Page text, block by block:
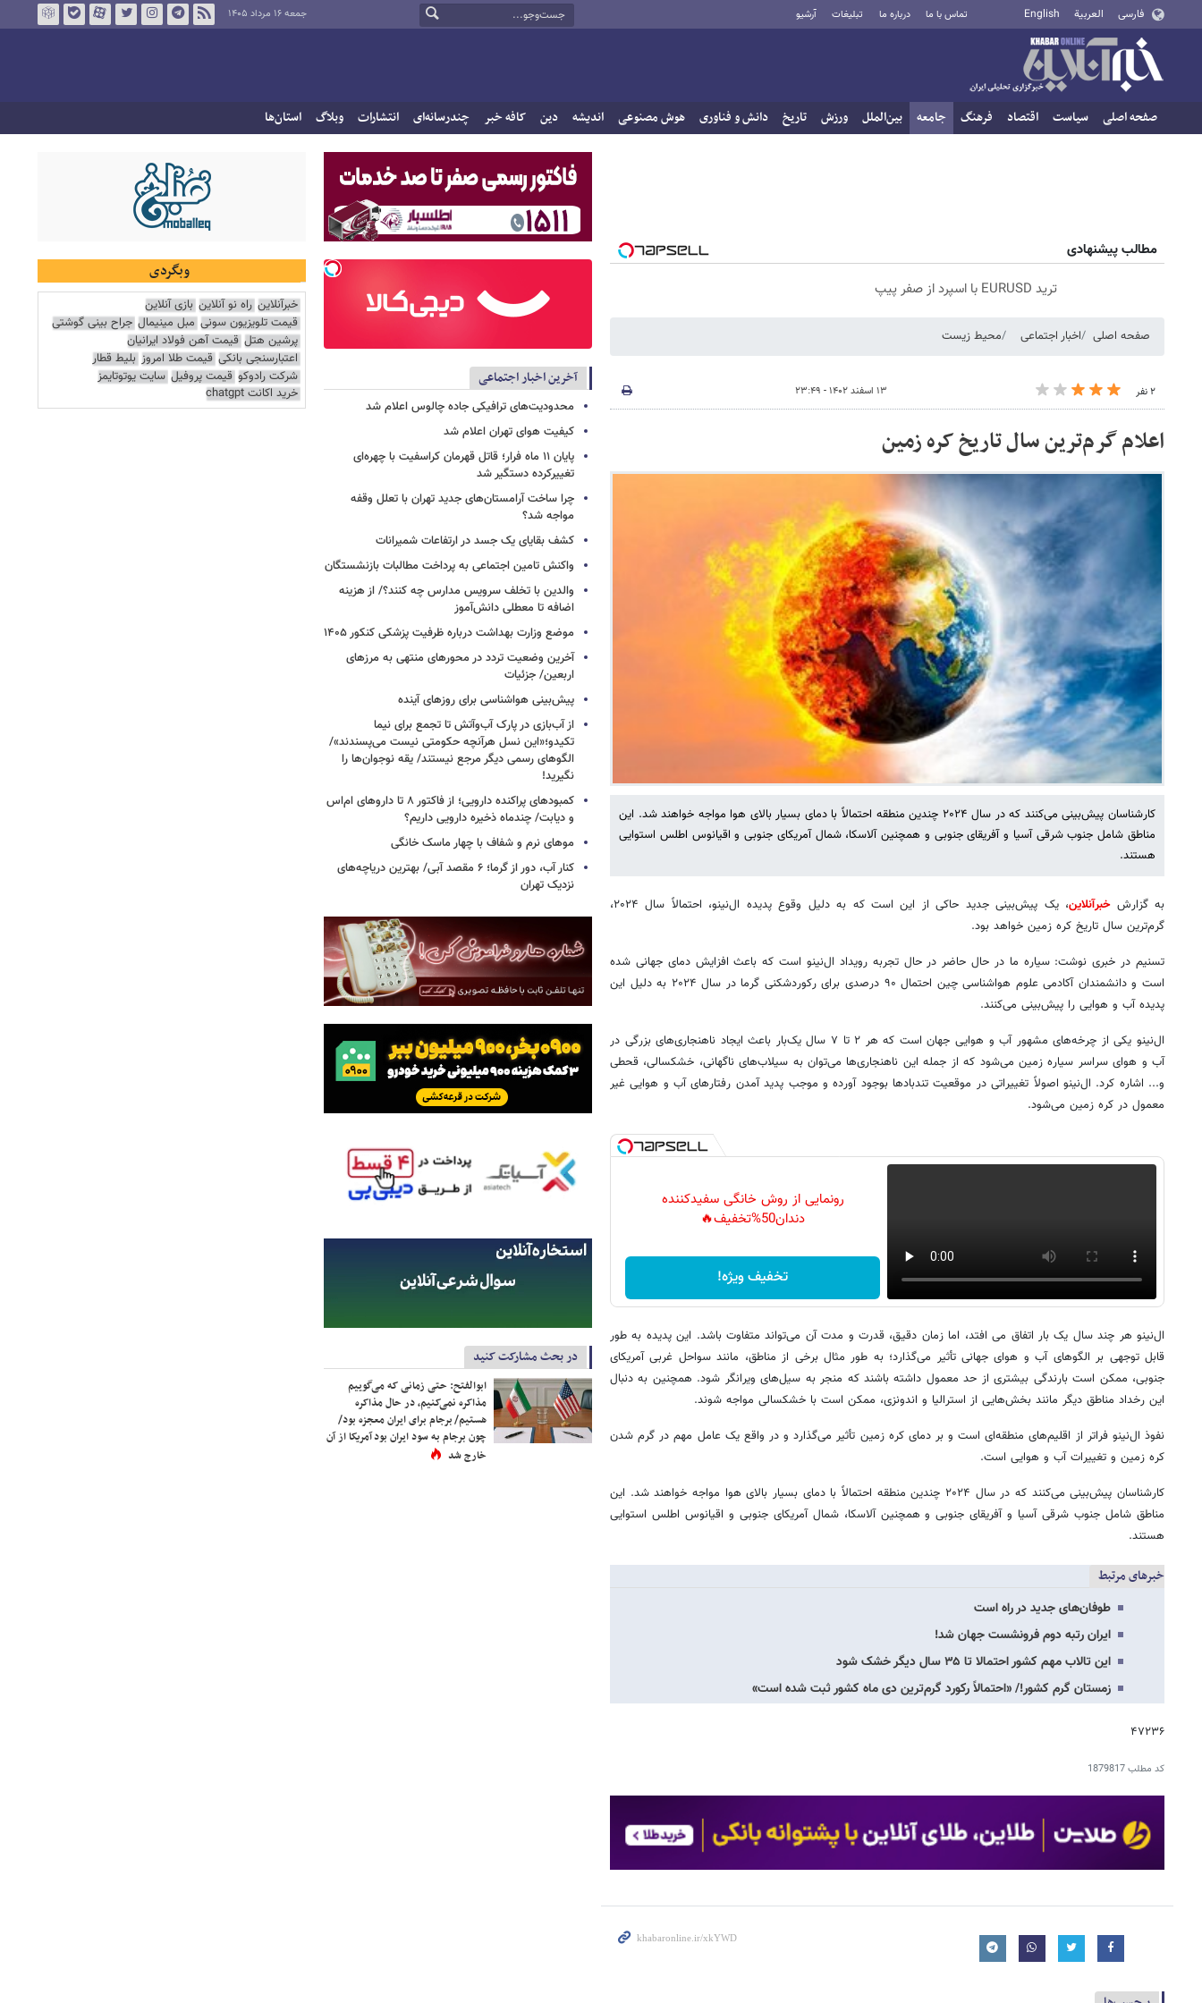
فارسی العربية English تماس با ما درباره ما تبلیغات آرشیو جمعه ۱۶ مرداد ۱۴۰۵
صفحه اصلی سیاست اقتصاد فرهنگ جامعه بین‌الملل ورزش تاریخ دانش و فناوری هوش مصنوعی اندیشه دین کافه خبر چندرسانه‌ای انتشارات وبلاگ استان‌ها
مطالب پیشنهادی
ترید EURUSD با اسپرد از صفر پیپ
صفحه اصلی اخبار اجتماعی محیط زیست
۲ نفر ۱۳ اسفند ۱۴۰۲ - ۲۳:۴۹
اعلام گرم‌ترین سال تاریخ کره زمین
کارشناسان پیش‌بینی می‌کنند که در سال ۲۰۲۴ چندین منطقه احتمالاً با دمای بسیار بالای هوا مواجه خواهند شد. این
مناطق شامل جنوب شرقی آسیا و آفریقای جنوبی و همچنین آلاسکا، شمال آمریکای جنوبی و اقیانوس اطلس استوایی
هستند.
به گزارشخبرآنلاین
، یک پیش‌بینی جدید حاکی از این است که به دلیل وقوع پدیده ال‌نینو، احتمالاً سال ۲۰۲۴،
گرم‌ترین سال تاریخ کره زمین خواهد بود.
تسنیم در خبری نوشت: سیاره ما در حال حاضر در حال تجربه رویداد ال‌نینو است که باعث افزایش دمای جهانی شده
است و دانشمندان آکادمی علوم هواشناسی چین احتمال ۹۰ درصدی برای رکوردشکنی گرما در سال ۲۰۲۴ به دلیل این
پدیده آب و هوایی را پیش‌بینی می‌کنند.
ال‌نینو یکی از چرخه‌های مشهور آب و هوایی جهان است که هر ۲ تا ۷ سال یک‌بار باعث ایجاد ناهنجاری‌های بزرگی در
آب و هوای سراسر سیاره زمین می‌شود که از جمله این ناهنجاری‌ها می‌توان به سیلاب‌های ناگهانی، خشکسالی، قحطی
و... اشاره کرد. ال‌نینو اصولاً تغییراتی در موقعیت تندبادها بوجود آورده و موجب پدید آمدن رفتارهای آب و هوایی غیر
معمول در کره زمین می‌شود.
رونمایی از روش خانگی سفیدکننده
دندان50%تخفیف🔥
تخفیف ویژه!
ال‌نینو هر چند سال یک بار اتفاق می افتد، اما زمان دقیق، قدرت و مدت آن می‌تواند متفاوت باشد. این پدیده به طور
قابل توجهی بر الگوهای آب و هوای جهانی تأثیر می‌گذارد؛ به طور مثال برخی از مناطق، مانند سواحل غربی آمریکای
جنوبی، ممکن است بارندگی بیشتری از حد معمول داشته باشند که منجر به سیل‌های ویرانگر شود. همچنین به دنبال
این رخداد مناطق دیگر مانند بخش‌هایی از استرالیا و اندونزی، ممکن است با خشکسالی مواجه شوند.
نفوذ ال‌نینو فراتر از اقلیم‌های منطقه‌ای است و بر دمای کره زمین تأثیر می‌گذارد و در واقع یک عامل مهم در گرم شدن
کره زمین و تغییرات آب و هوایی است.
کارشناسان پیش‌بینی می‌کنند که در سال ۲۰۲۴ چندین منطقه احتمالاً با دمای بسیار بالای هوا مواجه خواهند شد. این
مناطق شامل جنوب شرقی آسیا و آفریقای جنوبی و همچنین آلاسکا، شمال آمریکای جنوبی و اقیانوس اطلس استوایی
هستند.
خبرهای مرتبط
طوفان‌های جدید در راه است
ایران رتبه دوم فرونشست جهان شد!
این تالاب مهم کشور احتمالا تا ۳۵ سال دیگر خشک شود
زمستان گرم کشور!/ «احتمالاً رکورد گرم‌ترین دی ماه کشور ثبت شده است»
۴۷۲۳۶
کد مطلب1879817
آخرین اخبار اجتماعی
محدودیت‌های ترافیکی جاده چالوس اعلام شد
کیفیت هوای تهران اعلام شد
پایان ۱۱ ماه فرار؛ قاتل قهرمان کراسفیت با چهره‌ای
تغییرکرده دستگیر شد
چرا ساخت آرامستان‌های جدید تهران با تعلل وقفه
مواجه شد؟
کشف بقایای یک جسد در ارتفاعات شمیرانات
واکنش تامین اجتماعی به پرداخت مطالبات بازنشستگان
والدین با تخلف سرویس مدارس چه کنند؟/ از هزینه
اضافه تا معطلی دانش‌آموز
موضع وزارت بهداشت درباره ظرفیت پزشکی کنکور ۱۴۰۵
آخرین وضعیت تردد در محورهای منتهی به مرزهای
اربعین/ جزئیات
پیش‌بینی هواشناسی برای روزهای آینده
از آب‌بازی در پارک آب‌وآتش تا تجمع برای نیما
تکیدو؛«این نسل هرآنچه حکومتی نیست می‌پسندند»/
الگوهای رسمی دیگر مرجع نیستند/ یقه نوجوان‌ها را
نگیرید!
کمبودهای پراکنده دارویی؛ از فاکتور ۸ تا داروهای ام‌اس
و دیابت/ چندماه ذخیره دارویی داریم؟
موهای نرم و شفاف با چهار ماسک خانگی
کنار آب، دور از گرما؛ ۶ مقصد آبی/ بهترین دریاچه‌های
نزدیک تهران
در بحث مشارکت کنید
ابوالفتح: حتی زمانی که می‌گوییم
مذاکره نمی‌کنیم، در حال مذاکره
هستیم/ برجام برای ایران معجزه بود/
چون برجام به سود ایران بود آمریکا از آن
خارج شد
وبگردی
خبرآنلاین راه نو آنلاین بازی آنلاین
قیمت تلویزیون سونی مبل مینیمال جراح بینی گوشتی
پرشین هتل قیمت آهن فولاد ایرانیان
اعتبارسنجی بانکی قیمت طلا امروز بلیط قطار
شرکت رادوکو قیمت پروفیل سایت یوتوتایمز
خرید اکانت chatgpt